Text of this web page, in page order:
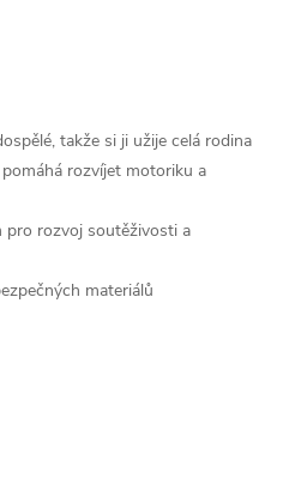
takže si ji užije celá rodina
rozvíjet motoriku a
pro rozvoj soutěživosti a
materiálů